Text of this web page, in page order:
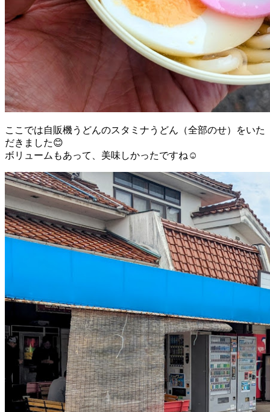
ここでは自販機うどんのスタミナうどん（全部のせ）をいた
だきました😊
ボリュームもあって、美味しかったですね☺️